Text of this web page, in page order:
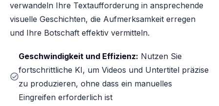
verwandeln Ihre Textaufforderung in ansprechende
visuelle Geschichten, die Aufmerksamkeit erregen
und Ihre Botschaft effektiv vermitteln.
Geschwindigkeit und Effizienz: Nutzen Sie
fortschrittliche KI, um Videos und Untertitel präzise
zu produzieren, ohne dass ein manuelles
Eingreifen erforderlich ist